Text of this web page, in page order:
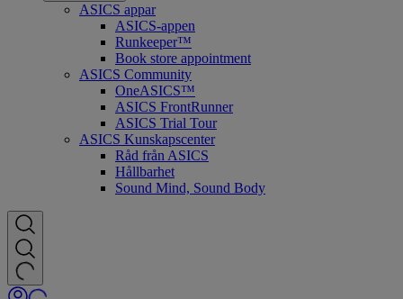
ASICS appar
ASICS-appen
Runkeeper™
Book store appointment
ASICS Community
OneASICS™
ASICS FrontRunner
ASICS Trial Tour
ASICS Kunskapscenter
Råd från ASICS
Hållbarhet
Sound Mind, Sound Body